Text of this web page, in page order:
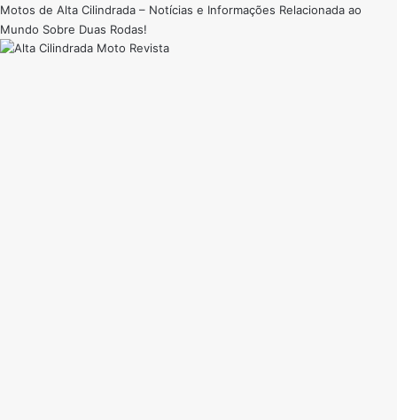
Motos de Alta Cilindrada – Notícias e Informações Relacionada ao
Mundo Sobre Duas Rodas!